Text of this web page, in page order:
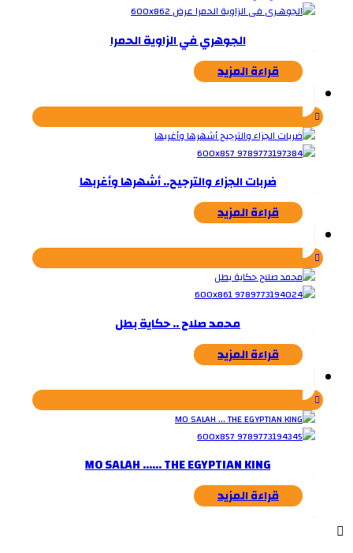
الجوهري في الزاوية الحمرا
قراءة المزيد
ضربات الجزاء والترجيح.. أشهرها وأغربها
قراءة المزيد
محمد صلاح .. حكاية بطل
قراءة المزيد
MO SALAH …… THE EGYPTIAN KING
قراءة المزيد